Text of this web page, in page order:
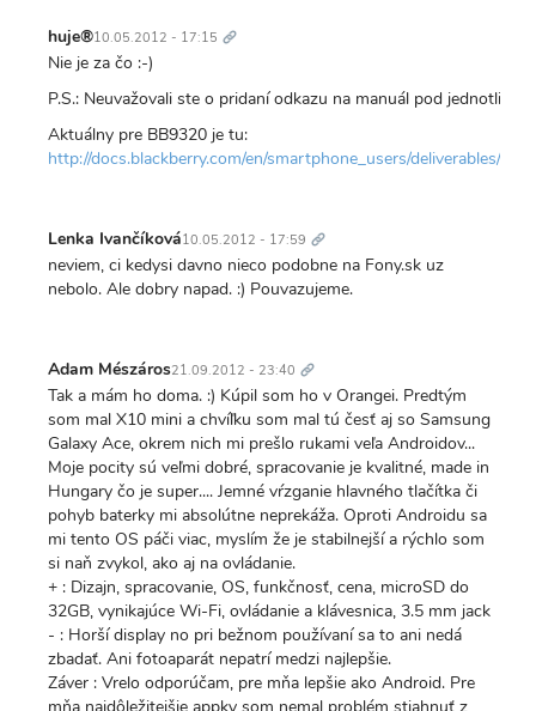
huje®10.05.2012 - 17:15 odkaz
Nie je za čo :-)
P.S.: Neuvažovali ste o pridaní odkazu na manuál pod jednotlivé
Aktuálny pre BB9320 je tu:
http://docs.blackberry.com/en/smartphone_users/deliverables/
Lenka Ivančíková10.05.2012 - 17:59 odkaz
neviem, ci kedysi davno nieco podobne na Fony.sk uz
nebolo. Ale dobry napad. :) Pouvazujeme.
Adam Mészáros21.09.2012 - 23:40 odkaz
Tak a mám ho doma. :) Kúpil som ho v Orangei. Predtým
som mal X10 mini a chvíľku som mal tú česť aj so Samsung
Galaxy Ace, okrem nich mi prešlo rukami veľa Androidov...
Moje pocity sú veľmi dobré, spracovanie je kvalitné, made in
Hungary čo je super.... Jemné vŕzganie hlavného tlačítka či
pohyb baterky mi absolútne neprekáža. Oproti Androidu sa
mi tento OS páči viac, myslím že je stabilnejší a rýchlo som
si naň zvykol, ako aj na ovládanie.
+ : Dizajn, spracovanie, OS, funkčnosť, cena, microSD do
32GB, vynikajúce Wi-Fi, ovládanie a klávesnica, 3.5 mm jack
- : Horší display no pri bežnom používaní sa to ani nedá
zbadať. Ani fotoaparát nepatrí medzi najlepšie.
Záver : Vrelo odporúčam, pre mňa lepšie ako Android. Pre